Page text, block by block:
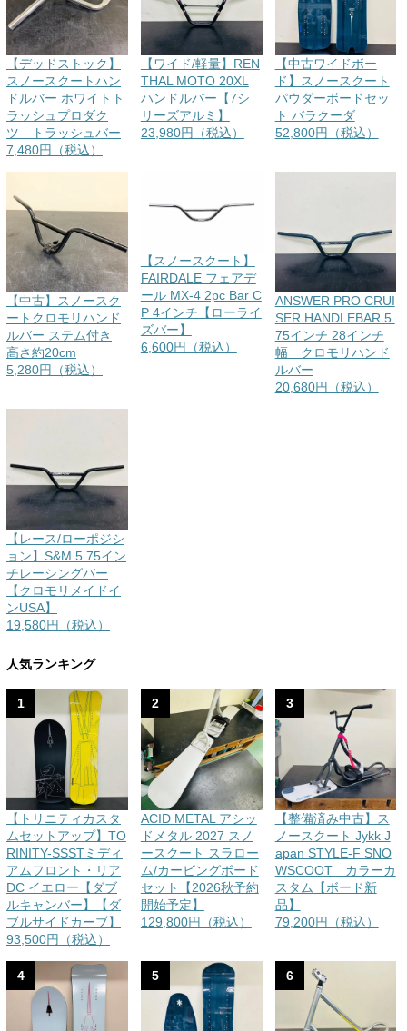
【デッドストック】
スノースクートハン
ドルバー ホワイトト
ラッシュプロダク
ツ トラッシュバー
7,480円（税込）
【ワイド/軽量】REN
THAL MOTO 20XL
ハンドルバー【7シ
リーズアルミ】
23,980円（税込）
【中古ワイドボー
ド】スノースクート
パウダーボードセッ
ト バラクーダ
52,800円（税込）
【中古】スノースク
ートクロモリハンド
ルバー ステム付き
高さ約20cm
5,280円（税込）
【スノースクート】
FAIRDALE フェアデ
ール MX-4 2pc Bar C
P 4インチ【ローライ
ズバー】
6,600円（税込）
ANSWER PRO CRUI
SER HANDLEBAR 5.
75インチ 28インチ
幅 クロモリハンド
ルバー
20,680円（税込）
【レース/ローポジシ
ョン】S&M 5.75イン
チレーシングバー
【クロモリメイドイ
ンUSA】
19,580円（税込）
人気ランキング
1
【トリニティカスタ
ムセットアップ】TO
RINITY-SSSTミディ
アムフロント・リア
DC イエロー【ダブ
ルキャンバー】【ダ
ブルサイドカーブ】
93,500円（税込）
2
ACID METAL アシッ
ドメタル 2027 スノ
ースクート スラロー
ム/カービングボード
セット【2026秋予約
開始予定】
129,800円（税込）
3
【整備済み中古】ス
ノースクート Jykk J
apan STYLE-F SNO
WSCOOT カラーカ
スタム【ボード新
品】
79,200円（税込）
4 5 6